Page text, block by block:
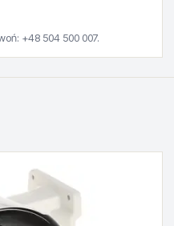
+48 504 500 007.